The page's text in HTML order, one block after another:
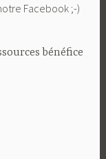
Facebook ;-)
bénéfice